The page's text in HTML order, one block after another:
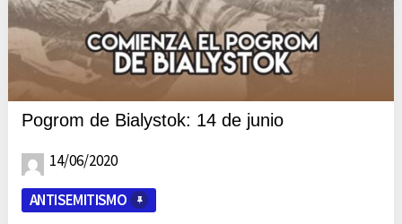
Pogrom de Bialystok: 14 de junio
14/06/2020
ANTISEMITISMO